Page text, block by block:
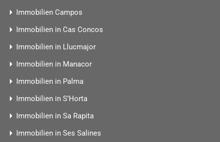
Immobilien Campos
Immobilien in Cas Concos
Immobilien in Llucmajor
Immobilien in Manacor
Immobilien in Palma
Immobilien in S’Horta
Immobilien in Sa Rapita
Immobilien in Ses Salines